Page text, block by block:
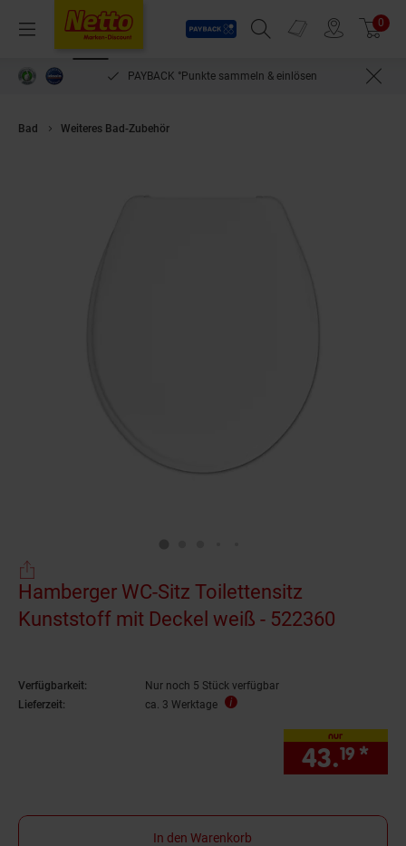
Menü
Payback
Suchfeld einblenden
Prospekte 0
PAYBACK °Punkte sammeln & einlösen
Bad Weiteres Bad-Zubehör
Hamberger WC-Sitz Toilettensitz
Kunststoff mit Deckel weiß - 522360
Verfügbarkeit:
Nur noch 5 Stück verfügbar
Lieferzeit:
ca. 3 Werktage
nur
43.19 *
In den Warenkorb